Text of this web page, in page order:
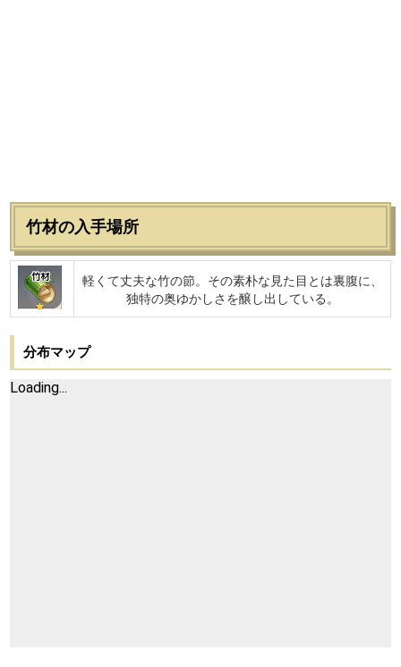
竹材の入手場所
竹材
軽くて丈夫な竹の節。その素朴な見た目とは裏腹に、
独特の奥ゆかしさを醸し出している。
分布マップ